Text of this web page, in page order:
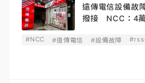
遠傳電信設備故
撥接 NCC：4
#NCC #遠傳電信 #設備故障